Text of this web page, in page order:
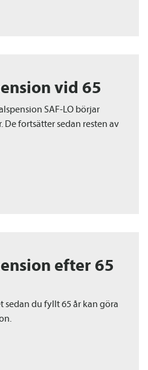
vid 65
SAF-LO börjar
De fortsätter sedan resten av
efter 65
sedan du fyllt 65 år kan göra